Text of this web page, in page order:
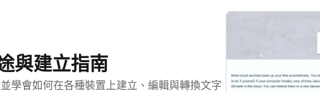
與建立指南
學會如何在各種裝置上建立、編輯與轉換文字